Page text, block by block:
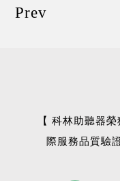
Prev
【 科林助聽器
際服務品質驗